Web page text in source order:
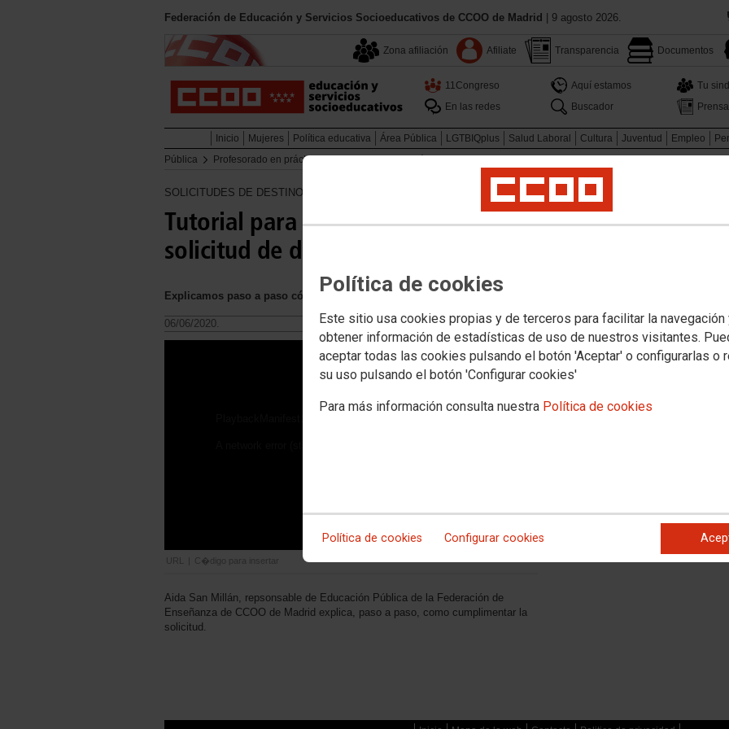
Política de cookies
Este sitio usa cookies propias y de terceros para facilitar la navegación
obtener información de estadísticas de uso de nuestros visitantes.
aceptar todas las cookies pulsando el botón 'Aceptar' o configurarlas o
su uso pulsando el botón 'Configurar cookies'
Para más información consulta nuestra Política de cookies
Política de cookies Configurar cookies
Federación de Educación y Servicios Socioeducativos de CCOO de Madrid | 9 agosto 2026.
Zona afiliación Afiliate Transparencia Documentos
11Congreso Aquí estamos
Tu
En las redes
Buscador Prensa
Inicio Mujeres Política educativa Área Pública LGTBIQplus Salud Laboral Cultura Juventud Empleo
Pública
Profesorado en prácticas Profesorado en prácticas 2021-2022 Profesorado interino Profesorado interino
SOLICITUDES DE DESTINO PARA EL CURSO 2020/2021
Tutorial para la correcta cumplimentación de la
solicitud de destinos
Explicamos paso a paso cómo cumplimentar la solicitud de destinos de la Comunidad de Madrid.
06/06/2020.
URL C�digo para insertar
Aida San Millán, repsonsable de Educación Pública de la Federación de
Enseñanza de CCOO de Madrid explica, paso a paso, como cumplimentar la
solicitud.